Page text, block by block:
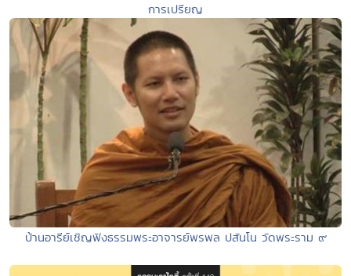
การเปรียญ
บ้านอารีย์เชิญฟังธรรมพระอาจารย์พรพล ปสันโน วัดพระราม ๙